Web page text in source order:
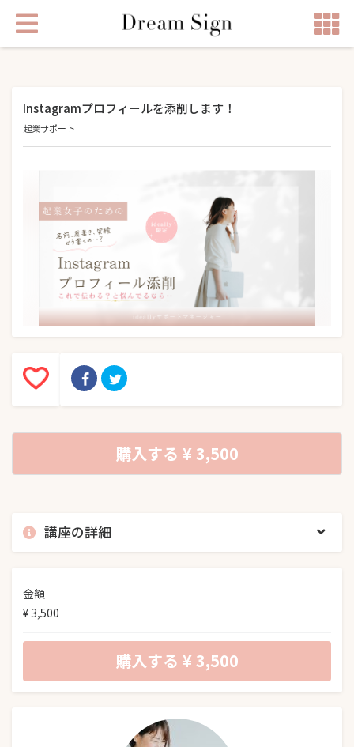
Instagramプロフィールを添削します！
起業サポート
購入する ¥ 3,500
講座の詳細
金額
¥ 3,500
購入する ¥ 3,500